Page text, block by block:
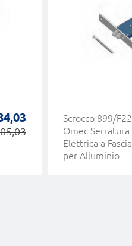
Scrocco 899/F22
Omec Serratura
Elettrica a Fascia
per Alluminio